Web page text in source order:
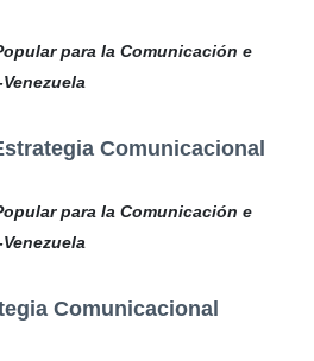
para la Comunicación e
Comunicacional
para la Comunicación e
Comunicacional